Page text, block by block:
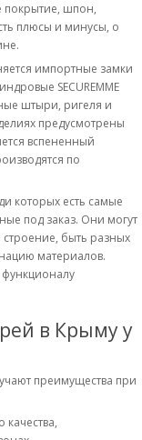
покрытие, шпон,
плюсы и минусы, о
импортные замки
SECUREMME
штыри, ригеля и
предусмотрены
вспененный
по
которых есть самые
под заказ. Они могут
быть разных
материалов.
в Крыму у
преимущества при